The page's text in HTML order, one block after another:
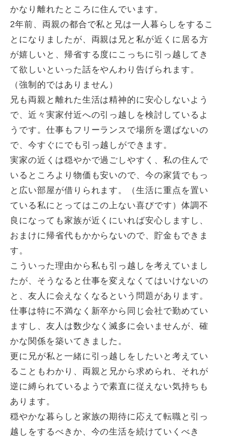
かなり離れたところに住んでいます。
2年前、両親の都合で私と兄は一人暮らしをするこ
とになりましたが、両親は兄と私が近くに居る方
が嬉しいと、帰省する度にこっちに引っ越してき
て欲しいといった話をやんわり告げられます。
（強制的ではありません）
兄も両親と離れた生活は精神的に安心しないよう
で、近々実家付近への引っ越しを検討しているよ
うです。仕事もフリーランスで場所を選ばないの
で、今すぐにでも引っ越しができます。
実家の近くは穏やかで過ごしやすく、私の住んで
いるところより物価も安いので、今の家賃でもっ
と広い部屋が借りられます。（生活に重点を置い
ている私にとってはこの上ない喜びです）体調不
良になっても家族が近くにいれば安心しますし、
おまけに帰省代もかからないので、貯金もできま
す。
こういった理由から私も引っ越しを考えていまし
たが、そうなると仕事を変えなくてはいけないの
と、友人に会えなくなるという問題があります。
仕事は特に不満なく新卒から同じ会社で勤めてい
ますし、友人は数少なく滅多に会いませんが、確
かな関係を築いてきました。
更に兄が私と一緒に引っ越しをしたいと考えてい
ることもわかり、両親と兄から求められ、それが
逆に縛られているようで素直に従えない気持ちも
あります。
穏やかな暮らしと家族の期待に応えて転職と引っ
越しをするべきか、今の生活を続けていくべき